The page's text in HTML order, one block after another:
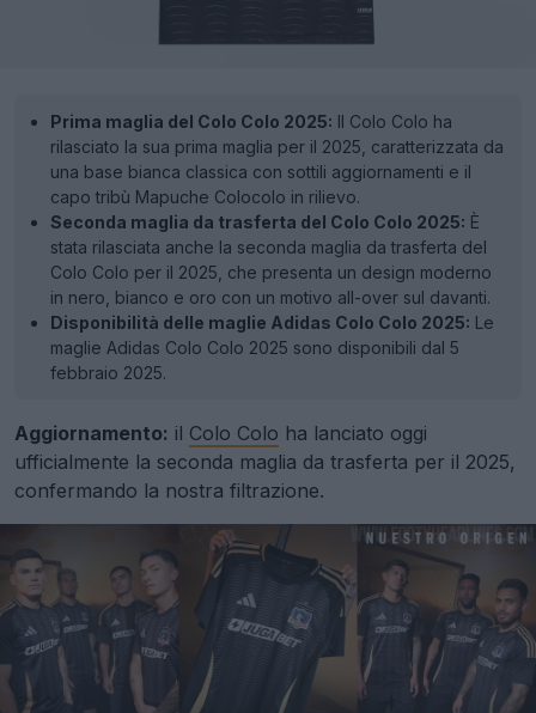
Prima maglia del Colo Colo 2025: Il Colo Colo ha
rilasciato la sua prima maglia per il 2025, caratterizzata da
una base bianca classica con sottili aggiornamenti e il
capo tribù Mapuche Colocolo in rilievo.
Seconda maglia da trasferta del Colo Colo 2025: È
stata rilasciata anche la seconda maglia da trasferta del
Colo Colo per il 2025, che presenta un design moderno
in nero, bianco e oro con un motivo all-over sul davanti.
Disponibilità delle maglie Adidas Colo Colo 2025: Le
maglie Adidas Colo Colo 2025 sono disponibili dal 5
febbraio 2025.
Aggiornamento: il Colo Colo ha lanciato oggi
ufficialmente la seconda maglia da trasferta per il 2025,
confermando la nostra filtrazione.